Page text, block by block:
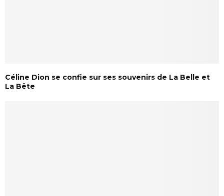
Céline Dion se confie sur ses souvenirs de La Belle et
La Bête